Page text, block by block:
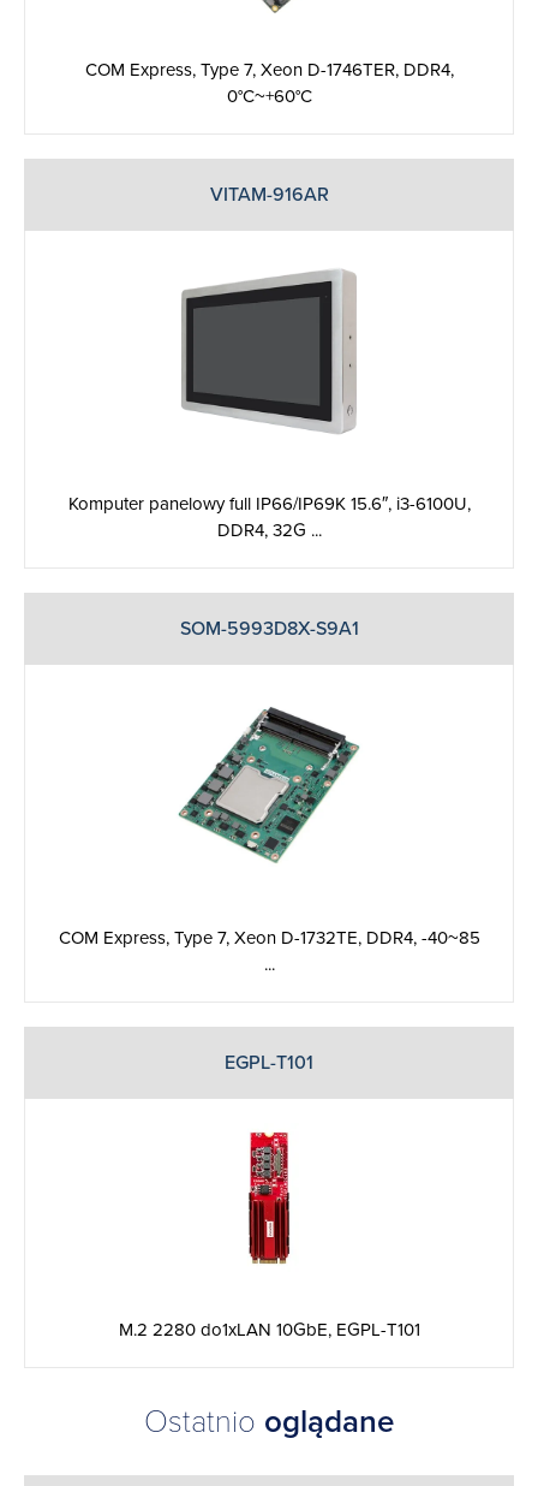
COM Express, Type 7, Xeon D-1746TER, DDR4,
0°C~+60°C
VITAM-916AR
Komputer panelowy full IP66/IP69K 15.6″, i3-6100U,
DDR4, 32G ...
SOM-5993D8X-S9A1
COM Express, Type 7, Xeon D-1732TE, DDR4, -40~85
...
EGPL-T101
M.2 2280 do1xLAN 10GbE, EGPL-T101
Ostatnio oglądane